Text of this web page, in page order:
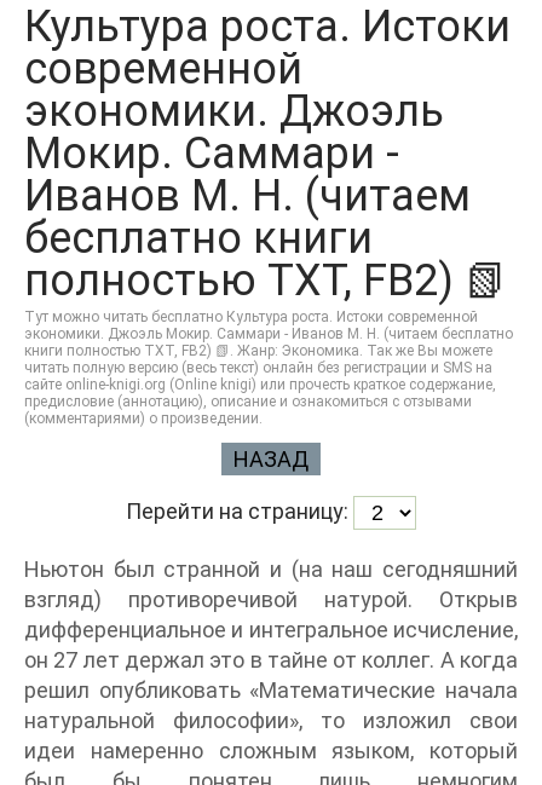
ЗАКЛАДКИ
Культура роста. Истоки
современной
экономики. Джоэль
Мокир. Саммари -
Иванов М. Н. (читаем
бесплатно книги
полностью TXT, FB2) 📗
Тут можно читать бесплатно Культура роста. Истоки современной
экономики. Джоэль Мокир. Саммари - Иванов М. Н. (читаем бесплатно
книги полностью TXT, FB2) 📗. Жанр: Экономика. Так же Вы можете
читать полную версию (весь текст) онлайн без регистрации и SMS на
сайте online-knigi.org (Online knigi) или прочесть краткое содержание,
предисловие (аннотацию), описание и ознакомиться с отзывами
(комментариями) о произведении.
НАЗАД
Перейти на страницу:
Ньютон был странной и (на наш сегодняшний
взгляд) противоречивой натурой. Открыв
дифференциальное и интегральное исчисление,
он 27 лет держал это в тайне от коллег. А когда
решил опубликовать «Математические начала
натуральной философии», то изложил свои
идеи намеренно сложным языком, который